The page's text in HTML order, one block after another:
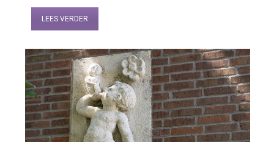
LEES VERDER